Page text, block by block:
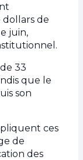
dollars de
juin,
33
que le
son
ces
de
des